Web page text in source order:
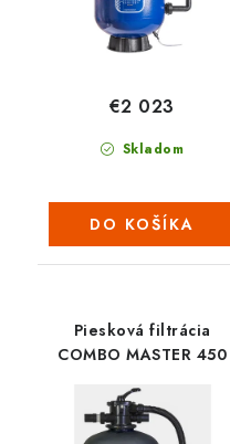
Skladom
€2 023
DO KOŠÍKA
Piesková filtrácia
COMBO MASTER 450